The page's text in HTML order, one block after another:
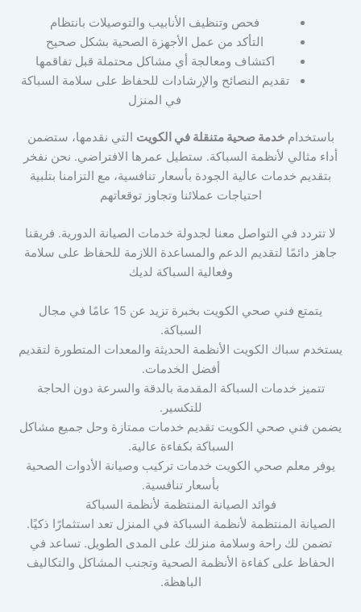
فحص وتنظيف الأنابيب والتوصيلات بانتظام
التأكد من عمل الأجهزة الصحية بشكل صحيح
اكتشاف ومعالجة أي مشاكل محتملة قبل تفاقمها
تقديم النصائح والإرشادات للحفاظ على سلامة السباكة
في المنزل
باستخدامخدمة صحية متنقلة في الكويت التي نقدمها، ستضمن
أداء مثالي لأنظمة السباكة. ستطيل عمرها الافتراضي. نحن نفخر
بتقديم خدمات عالية الجودة بأسعار تنافسية، مع التزامنا بتلبية
احتياجات عملائنا وتجاوز توقعاتهم
لا تتردد في التواصل معنا لجدولة خدمات الصيانة الدورية. فريقنا
جاهز دائمًا لتقديم الدعم والمساعدة اللازمة للحفاظ على سلامة
وفعالية السباكة لديك
يتمتع فني صحي الكويت بخبرة تزيد عن 15 عامًا في مجال
السباكة.
يستخدم سباك الكويت الأنظمة الحديثة والمعدات المتطورة لتقديم
أفضل الخدمات.
تتميز خدمات السباكة المقدمة بالدقة والسرعة دون الحاجة
للتكسير.
يضمن فني صحي الكويت تقديم خدمات ممتازة وحل جميع مشاكل
السباكة بكفاءة عالية.
يوفر معلم صحي الكويت خدمات تركيب وصيانة الأدوات الصحية
بأسعار تنافسية.
فوائد الصيانة المنتظمة لأنظمة السباكة
الصيانة المنتظمة لأنظمة السباكة في المنزل تعد استثمارًا ذكيًا.
تضمن لك راحة وسلامة منزلك على المدى الطويل. تساعد في
الحفاظ على كفاءة الأنظمة الصحية وتجنب المشاكل والتكاليف
الباهظة.